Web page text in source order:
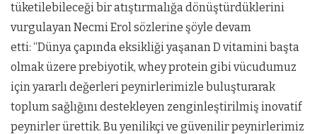
tüketilebileceği bir atıştırmalığa dönüştürdüklerini
vurgulayan Necmi Erolsözlerine şöyle devam
etti: “Dünya çapında eksikliği yaşanan D vitamini başta
olmak üzere prebiyotik, whey protein gibi vücudumuz
için yararlı değerleri peynirlerimizle buluşturarak
toplum sağlığını destekleyen zenginleştirilmiş inovatif
peynirler ürettik. Bu yenilikçi ve güvenilir peynirlerimiz